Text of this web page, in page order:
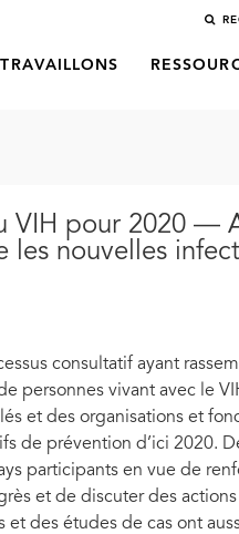
VIH pour 2020 —
nouvelles
consultatif ayant
personnes vivant avec le
et des organisations et
de prévention d’ici 2020.
participants en vue de
et de discuter des
des études de cas ont